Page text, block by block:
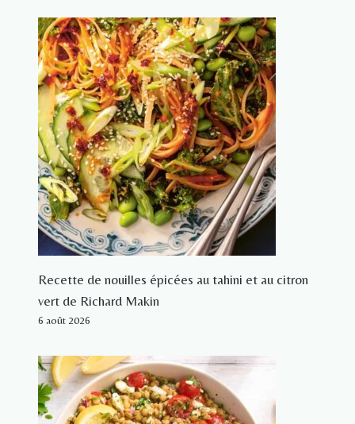
Recette de nouilles épicées au tahini et au citron
vert de Richard Makin
6 août 2026